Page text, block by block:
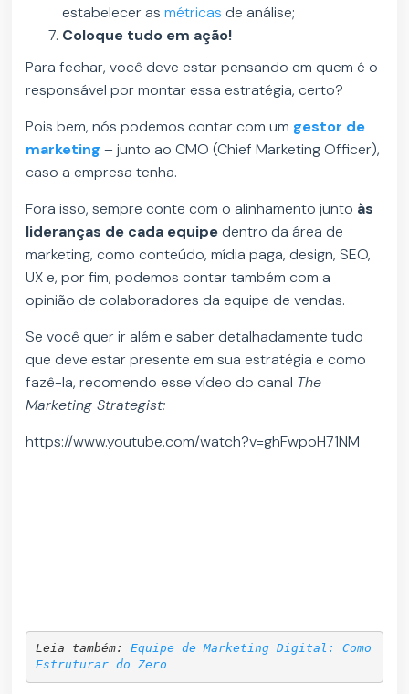
estabelecer asmétricas de análise;
Coloque tudo em ação!
Para fechar, você deve estar pensando em quem é o
responsável por montar essa estratégia, certo?
Pois bem, nós podemos contar com um gestor de
marketing – junto ao CMO (Chief Marketing Officer),
caso a empresa tenha.
Fora isso, sempre conte com o alinhamento junto às
lideranças de cada equipedentro da área de
marketing, como conteúdo, mídia paga, design, SEO,
UX e, por fim, podemos contar também com a
opinião de colaboradores da equipe de vendas.
Se você quer ir além e saber detalhadamente tudo
que deve estar presente em sua estratégia e como
fazê-la, recomendo esse vídeo do canal The
Marketing Strategist:
https://www.youtube.com/watch?v=ghFwpoH71NM
Leia também: Equipe de Marketing Digital: Como
Estruturar do Zero